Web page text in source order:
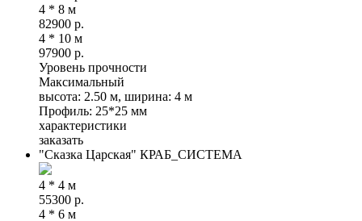
4 * 8 м
82900 р.
4 * 10 м
97900 р.
Уровень прочности
Максимальный
высота: 2.50 м, ширина: 4 м
Профиль: 25*25 мм
характеристики
заказать
"Сказка Царская" КРАБ_СИСТЕМА
4 * 4 м
55300 р.
4 * 6 м